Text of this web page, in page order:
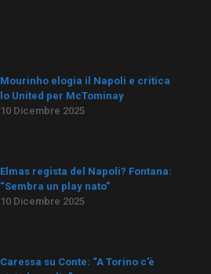
Mourinho elogia il Napoli e critica
lo United per McTominay
10 Dicembre 2025
Elmas regista del Napoli? Fontana:
“Sembra un play nato”
10 Dicembre 2025
Caressa su Conte: “A Torino c’è